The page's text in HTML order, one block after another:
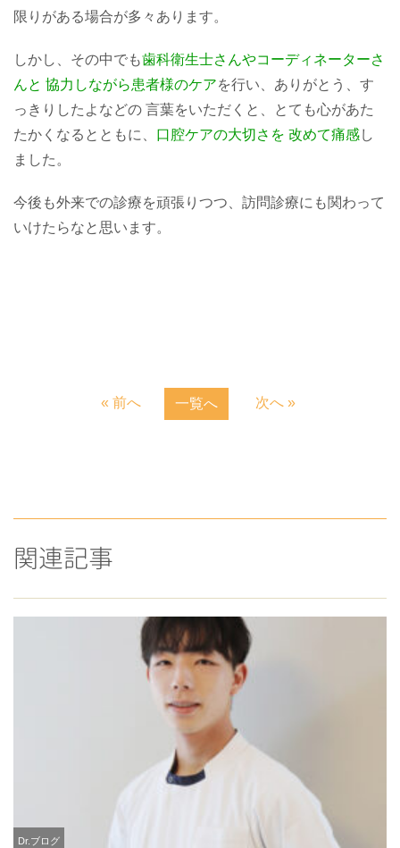
限りがある場合が多々あります。
しかし、その中でも歯科衛生士さんやコーディネーターさ
んと 協力しながら患者様のケアを行い、ありがとう、す
っきりしたよなどの 言葉をいただくと、とても心があた
たかくなるとともに、 口腔ケアの大切さを 改めて痛感し
ました。
今後も外来での診療を頑張りつつ、訪問診療にも関わって
いけたらなと思います。
« 前へ 一覧へ 次へ »
関連記事
Dr.ブログ